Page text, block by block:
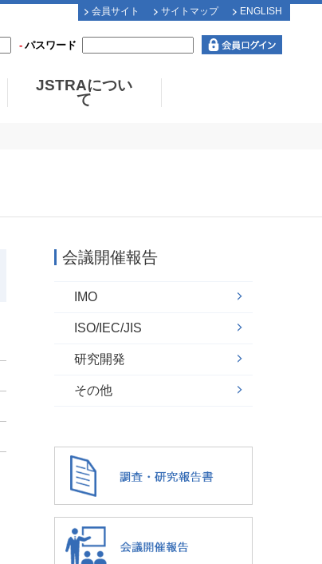
会員サイト サイトマップ ENGLISH
パスワード
JSTRAについ
て
会議開催報告
IMO
ISO/IEC/JIS
研究開発
その他